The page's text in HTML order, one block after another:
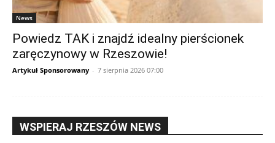
Powiedz TAK i znajdź idealny pierścionek
zaręczynowy w Rzeszowie!
Artykuł Sponsorowany - 7 sierpnia 2026 07:00